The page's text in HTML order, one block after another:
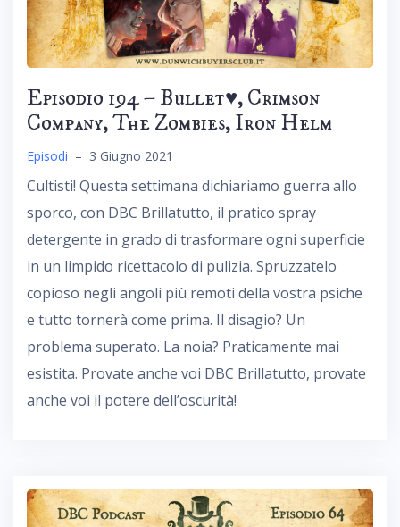
Episodio 194 – Bullet♥︎, Crimson
Company, The Zombies, Iron Helm
Episodi – 3 Giugno 2021
Cultisti! Questa settimana dichiariamo guerra allo
sporco, con DBC Brillatutto, il pratico spray
detergente in grado di trasformare ogni superficie
in un limpido ricettacolo di pulizia. Spruzzatelo
copioso negli angoli più remoti della vostra psiche
e tutto tornerà come prima. Il disagio? Un
problema superato. La noia? Praticamente mai
esistita. Provate anche voi DBC Brillatutto, provate
anche voi il potere dell’oscurità!